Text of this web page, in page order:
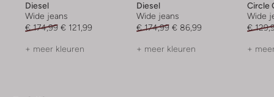
Diesel
Wide jeans
€ 174,99 € 121,99
+ meer kleuren
Diesel
Wide jeans
€ 174,99 € 86,99
+ meer kleuren
Circle
Wide
€
+